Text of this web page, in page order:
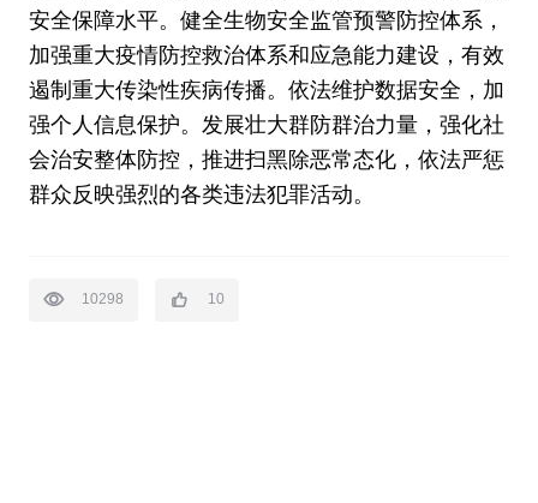
安全保障水平。健全生物安全监管预警防控体系，
加强重大疫情防控救治体系和应急能力建设，有效
遏制重大传染性疾病传播。依法维护数据安全，加
强个人信息保护。发展壮大群防群治力量，强化社
会治安整体防控，推进扫黑除恶常态化，依法严惩
群众反映强烈的各类违法犯罪活动。
10298 10